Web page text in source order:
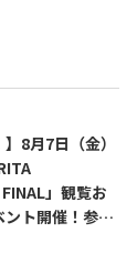
8月7日（金）
」観覧お
ト開催！参加